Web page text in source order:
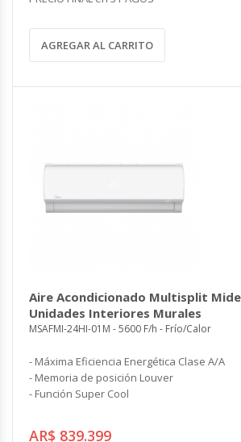
AGREGAR AL CARRITO
Aire Acondicionado Multisplit
Unidades Interiores Murales
MSAFMI-24HI-01M - 5600 F/h - Frío/Calor
- Máxima Eficiencia Energética Clase A/A
- Memoria de posición Louver
- Función Super Cool
AR$ 839.399